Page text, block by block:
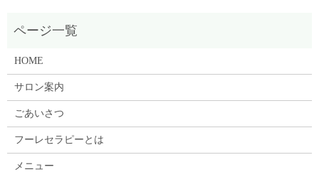
HOME
サロン案内
ごあいさつ
フーレセラピーとは
メニュー